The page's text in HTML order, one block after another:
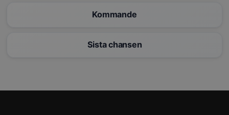
Kommande
Sista chansen